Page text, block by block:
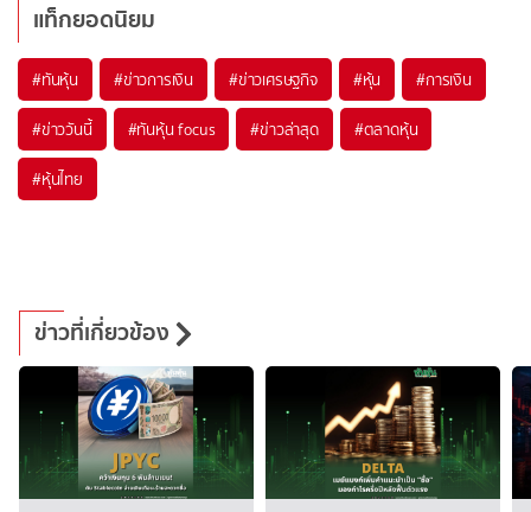
แท็กยอดนิยม
#ทันหุ้น #ข่าวการเงิน #ข่าวเศรษฐกิจ #หุ้น #การเงิน
#ข่าววันนี้ #ทันหุ้น focus #ข่าวล่าสุด #ตลาดหุ้น
#หุ้นไทย
ข่าวที่เกี่ยวข้อง